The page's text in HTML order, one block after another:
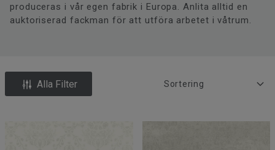
produceras i vår egen fabrik i Europa. Anlita alltid en
auktoriserad fackman för att utföra arbetet i våtrum.
Alla Filter